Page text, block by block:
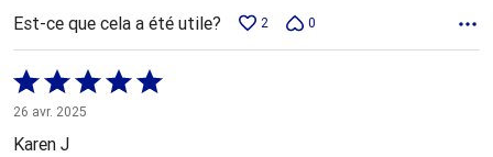
Est-ce que cela a été utile? 2 0
Coté
5 sur
5
26 avr. 2025
Karen J